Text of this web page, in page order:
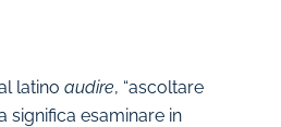
latino audire, “ascoltare
significa esaminare in